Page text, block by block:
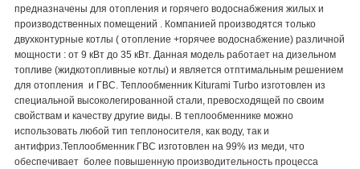
предназначены для отопления и горячего водоснабжения жилых и
производственных помещений . Компанией производятся только
двухконтурные котлы ( отопление +горячее водоснабжение) различной
мощности : от 9 кВт до 35 кВт. Данная модель работает на дизельном
топливе (жидкотопливные котлы) и является отптимальным решением
для отопления и ГВС. Теплообменник Kiturami Turbo изготовлен из
специальной высоколегированной стали, превосходящей по своим
свойствам и качеству другие виды. В теплообменнике можно
использовать любой тип теплоносителя, как воду, так и
антифриз.Теплообменник ГВС изготовлен на 99% из меди, что
обеспечивает более повышенную производительность процесса